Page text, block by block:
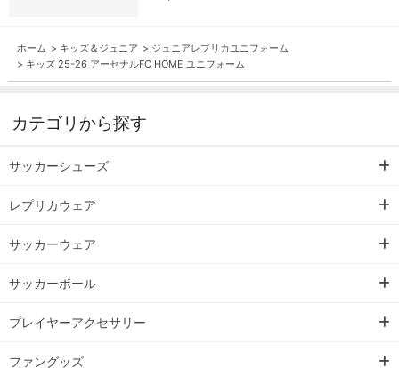
ホーム > キッズ＆ジュニア > ジュニアレプリカユニフォーム
> キッズ 25-26 アーセナルFC HOME ユニフォーム
カテゴリから探す
サッカーシューズ
レプリカウェア
サッカーウェア
サッカーボール
プレイヤーアクセサリー
ファングッズ